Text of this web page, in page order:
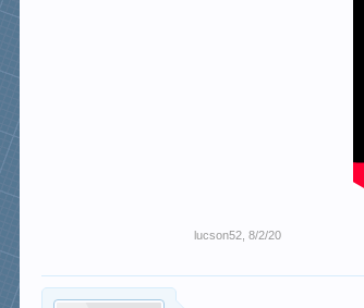
lucson52 8/2/20